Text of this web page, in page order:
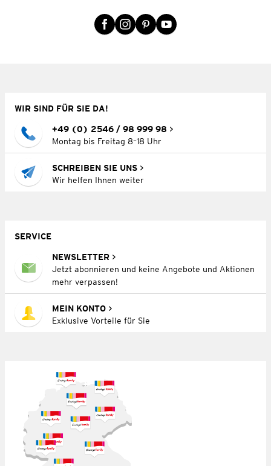
WIR SIND FÜR SIE DA!
+49 (0) 2546 / 98 999 98
Montag bis Freitag 8–18 Uhr
SCHREIBEN SIE UNS
Wir helfen Ihnen weiter
SERVICE
NEWSLETTER
Jetzt abonnieren und keine Angebote und Aktionen
mehr verpassen!
MEIN KONTO
Exklusive Vorteile für Sie